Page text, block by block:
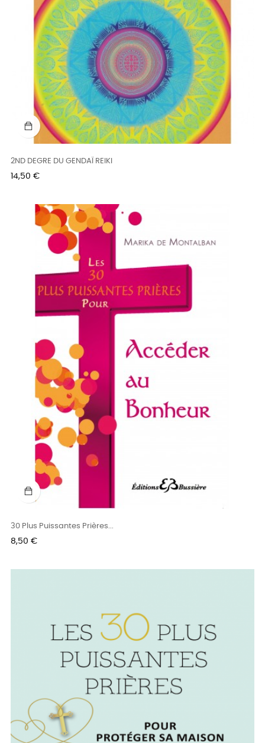
2ND DEGRE DU GENDAÏ REIKI
Prix
14,50 €
30 Plus Puissantes Prières...
Prix
8,50 €